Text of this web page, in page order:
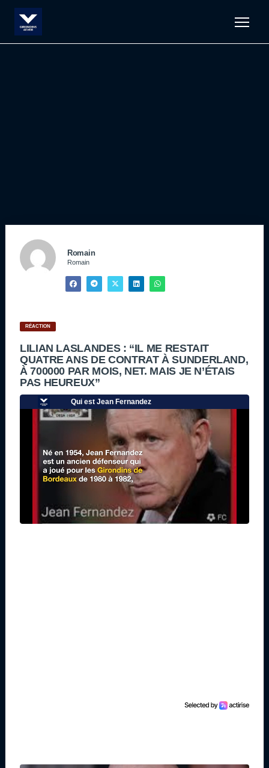
Romain
Romain
RÉACTION
LILIAN LASLANDES : “IL ME RESTAIT
QUATRE ANS DE CONTRAT À SUNDERLAND,
À 700000 PAR MOIS, NET. MAIS JE N’ÉTAIS
PAS HEUREUX”